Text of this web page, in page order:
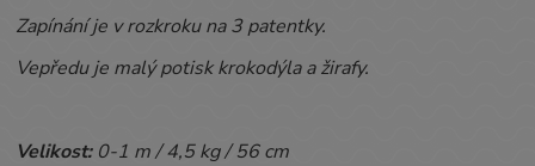
Zapínání je v rozkroku na 3 patentky.
Vepředu je malý potisk krokodýla a žirafy.
Velikost:0-1 m / 4,5 kg / 56 cm